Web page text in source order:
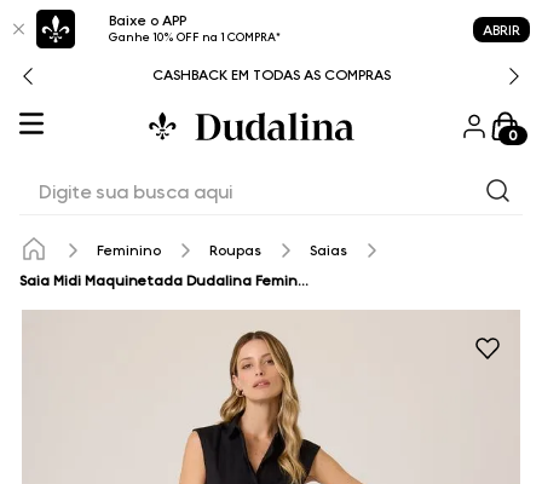
Baixe o APP
Ganhe 10% OFF na 1 COMPRA* ABRIR
CASHBACK EM TODAS AS COMPRAS
0
Feminino Roupas
Saias
Saia Midi Maquinetada Dudalina Feminina